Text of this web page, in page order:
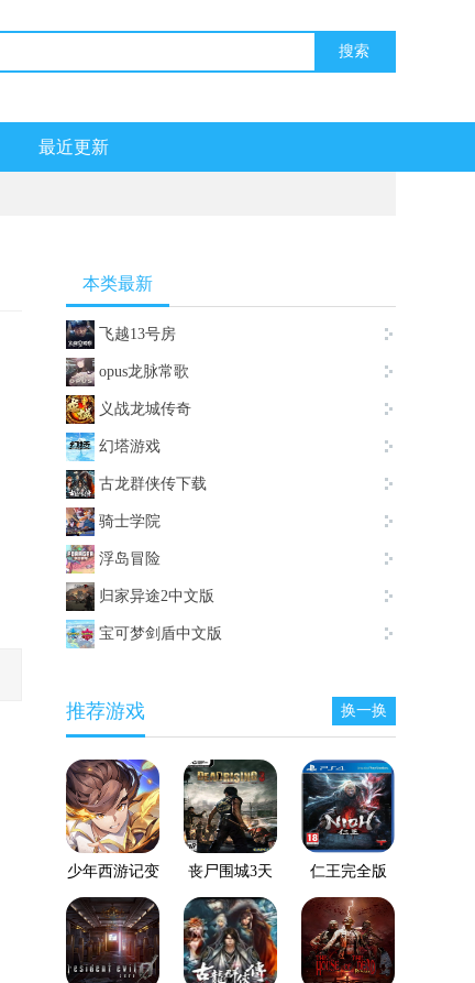
最近更新
本类最新
飞越13号房
opus龙脉常歌
义战龙城传奇
幻塔游戏
古龙群侠传下载
骑士学院
浮岛冒险
归家异途2中文版
宝可梦剑盾中文版
推荐游戏 换一换
少年西游记变
态服
丧尸围城3天
启版
仁王完全版